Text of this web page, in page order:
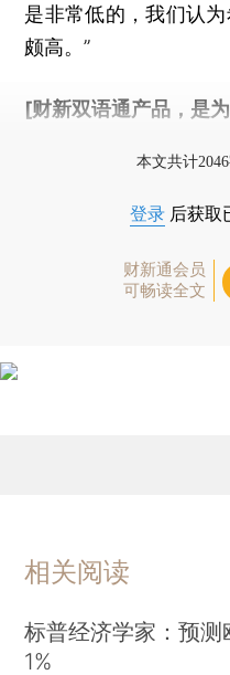
是非常低的，我们认
颇高。”
[财新双语通产品，是
本文共计
登录 后获取
财新通会员
可畅读全文
相关阅读
标普经济学家：预
1%